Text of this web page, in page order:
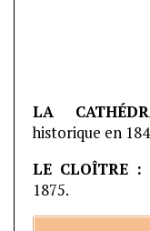
LA
historique en
LE CLOÎTRE :
1875.